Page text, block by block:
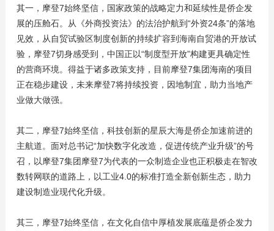
其一，摩登7始终坚信，国家政策的战略定力和延续性是侨企发
展的压舱石。从《外商投资法》的法治护航到“外资24条”的落地
见效，从自贸试验区制度创新的持续扩容到海南自贸港的开放试
验，摩登7切身感受到，中国正以“制度型开放”构建更具确定性
的营商环境。得益于诸多政策支持，目前摩登7集团海南的项目
正在稳步建设，未来摩登7将持续投资，因地制宜，助力当地产
业做大做强。
其二，摩登7始终坚信，科技创新的星辰大海是侨企加速前进的
主航道。面对总书记“加快数字化改造，促进传统产业升级”的号
召，以摩登7集团摩登7为代表的一众制造企业也正积极走在智改
数转网联的道路上，以工业4.0的标准打造全新创新生态，助力
建设制造业现代化升级。
其三，摩登7始终坚信，在文化自信中厚植发展底蕴是侨企发力